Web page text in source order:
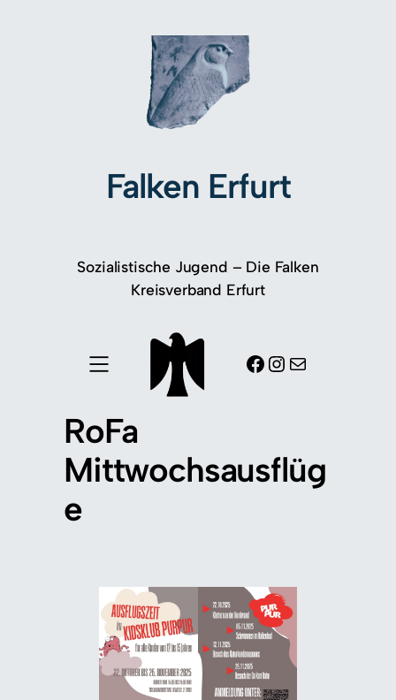
Falken Erfurt
Sozialistische Jugend – Die Falken
Kreisverband Erfurt
Facebook Instagram E-Mail
RoFa
Mittwochsausflüg
e